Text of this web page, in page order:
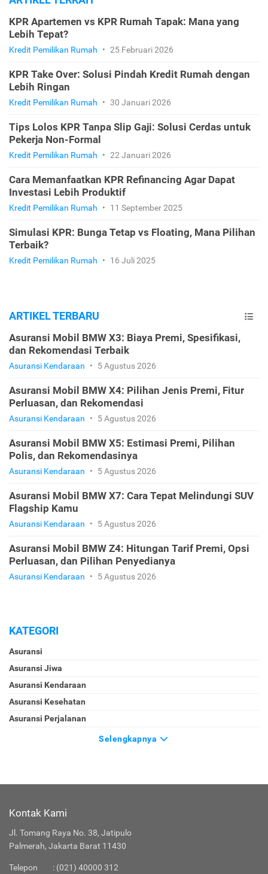
KPR Apartemen vs KPR Rumah Tapak: Mana yang
Lebih Tepat?
Kredit Pemilikan Rumah • 25 Februari 2026
KPR Take Over: Solusi Pindah Kredit Rumah dengan
Lebih Ringan
Kredit Pemilikan Rumah • 30 Januari 2026
Tips Lolos KPR Tanpa Slip Gaji: Solusi Cerdas untuk
Pekerja Non-Formal
Kredit Pemilikan Rumah • 22 Januari 2026
Cara Memanfaatkan KPR Refinancing Agar Dapat
Investasi Lebih Produktif
Kredit Pemilikan Rumah • 11 September 2025
Simulasi KPR: Bunga Tetap vs Floating, Mana Pilihan
Terbaik?
Kredit Pemilikan Rumah • 16 Juli 2025
ARTIKEL TERBARU
Asuransi Mobil BMW X3: Biaya Premi, Spesifikasi,
dan Rekomendasi Terbaik
Asuransi Kendaraan • 5 Agustus 2026
Asuransi Mobil BMW X4: Pilihan Jenis Premi, Fitur
Perluasan, dan Rekomendasi
Asuransi Kendaraan • 5 Agustus 2026
Asuransi Mobil BMW X5: Estimasi Premi, Pilihan
Polis, dan Rekomendasinya
Asuransi Kendaraan • 5 Agustus 2026
Asuransi Mobil BMW X7: Cara Tepat Melindungi SUV
Flagship Kamu
Asuransi Kendaraan • 5 Agustus 2026
Asuransi Mobil BMW Z4: Hitungan Tarif Premi, Opsi
Perluasan, dan Pilihan Penyedianya
Asuransi Kendaraan • 5 Agustus 2026
KATEGORI
Asuransi
Asuransi Jiwa
Asuransi Kendaraan
Asuransi Kesehatan
Asuransi Perjalanan
Selengkapnya
Kontak Kami
Jl. Tomang Raya No. 38, Jatipulo
Palmerah, Jakarta Barat 11430
Telepon : (021) 40000 312